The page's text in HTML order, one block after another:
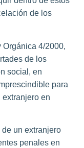
de los
Orgánica 4/2000,
de los
social, en
para
en
un extranjero
penales en